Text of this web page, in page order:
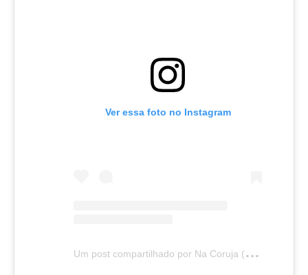
Ver essa foto no Instagram
U
m post compartilhado por Na Coruja (@canalnacoruja)